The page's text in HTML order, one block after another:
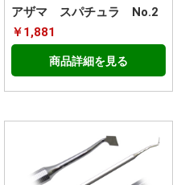
アザマ スパチュラ No.2
￥1,881
商品詳細を見る